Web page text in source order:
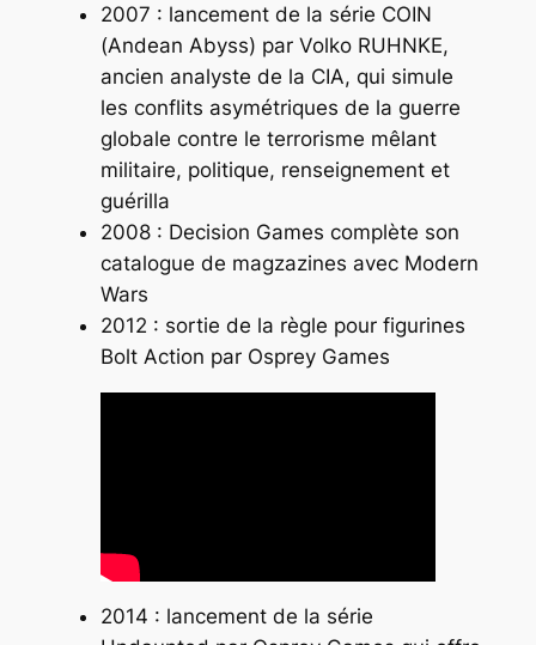
2007 : lancement de la série COIN
(Andean Abyss) par Volko RUHNKE,
ancien analyste de la CIA, qui simule
les conflits asymétriques de la guerre
globale contre le terrorisme mêlant
militaire, politique, renseignement et
guérilla
2008 : Decision Games complète son
catalogue de magzazines avec Modern
Wars
2012 : sortie de la règle pour figurines
Bolt Action par Osprey Games
2014 : lancement de la série